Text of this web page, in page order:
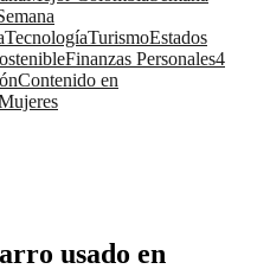
TecnologíaTurismoEstados
Finanzas Personales4
Contenido en
usado en